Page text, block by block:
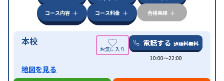
コース内容
コース料金 合格実績
本校 電話する 通話料無料
10:00〜22:00
地図を見る